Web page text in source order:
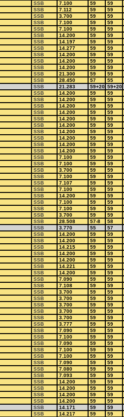
SSB 7.100 59 59
SSB 7.112 59 59
SSB 3.700 59 59
SSB 7.100 59 59
SSB 7.100 59 59
SSB 14.200 59 59
SSB 14.197 59 59
SSB 14.277 59 59
SSB 14.200 59 59
SSB 14.200 59 59
SSB 14.200 59 59
SSB 21.300 59 59
SSB 28.450 57 55
SSB 21.283 59+20 59+20
SSB 14.200 59 59
SSB 14.200 59 59
SSB 14.200 59 59
SSB 14.200 59 59
SSB 14.200 59 59
SSB 14.200 59 59
SSB 14.200 59 59
SSB 14.200 59 59
SSB 14.200 59 59
SSB 14.200 59 59
SSB 7.100 59 59
SSB 7.100 59 59
SSB 3.700 59 59
SSB 7.100 59 59
SSB 7.107 59 59
SSB 7.100 59 59
SSB 14.200 59 59
SSB 7.100 59 59
SSB 7.100 59 59
SSB 3.700 59 59
SSB 28.508 57-8 58
SSB 3.770 55 57
SSB 14.200 59 59
SSB 14.200 59 59
SSB 14.215 59 59
SSB 14.200 59 59
SSB 14.200 59 59
SSB 14.221 59 59
SSB 14.200 59 59
SSB 7.090 59 59
SSB 7.108 59 59
SSB 3.700 59 59
SSB 3.700 59 59
SSB 3.700 59 59
SSB 3.700 59 59
SSB 3.700 59 59
SSB 3.777 59 59
SSB 7.090 59 59
SSB 7.100 59 59
SSB 7.090 59 59
SSB 7.100 59 59
SSB 7.100 59 59
SSB 7.090 59 59
SSB 7.080 59 59
SSB 7.093 59 59
SSB 14.200 59 59
SSB 14.200 59 59
SSB 14.200 59 59
SSB 14.200 59 59
SSB 14.171 59 59
SSB 14.217 59 59